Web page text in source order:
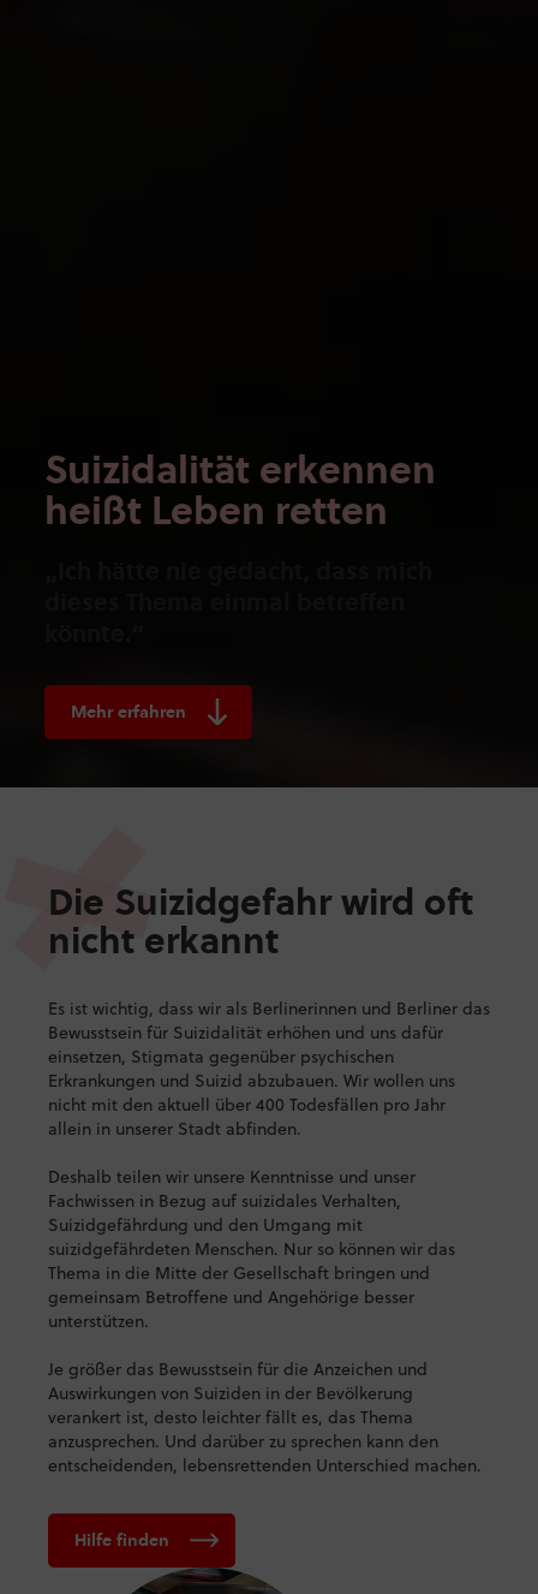
Suizidalität erkennen
heißt Leben retten
Mehr erfahren
Die Suizidgefahr wird oft
nicht erkannt
Es ist wichtig, dass wir als Berlinerinnen und Berliner das
Bewusstsein für Suizidalität erhöhen und uns dafür
einsetzen, Stigmata gegenüber psychischen
Erkrankungen und Suizid abzubauen. Wir wollen uns
nicht mit den aktuell über 400 Todesfällen pro Jahr
allein in unserer Stadt abfinden.
Deshalb teilen wir unsere Kenntnisse und unser
Fachwissen in Bezug auf suizidales Verhalten,
Suizidgefährdung und den Umgang mit
suizidgefährdeten Menschen. Nur so können wir das
Thema in die Mitte der Gesellschaft bringen und
gemeinsam Betroffene und Angehörige besser
unterstützen.
Je größer das Bewusstsein für die Anzeichen und
Auswirkungen von Suiziden in der Bevölkerung
verankert ist, desto leichter fällt es, das Thema
anzusprechen. Und darüber zu sprechen kann den
entscheidenden, lebensrettenden Unterschied machen.
Hilfe finden